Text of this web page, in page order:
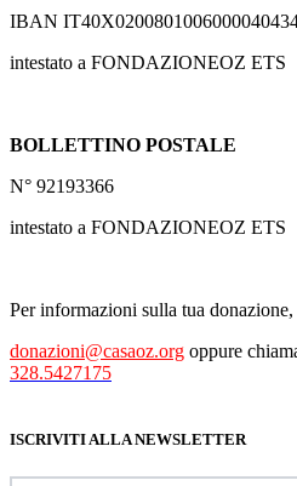
IBAN
intestato a FONDAZIONEOZ ETS
BOLLETTINO POSTALE
N° 92193366
intestato a FONDAZIONEOZ ETS
Per informazioni sulla tua
donazioni@casaoz.org oppure
328.5427175
ISCRIVITI ALLA NEWSLETTER